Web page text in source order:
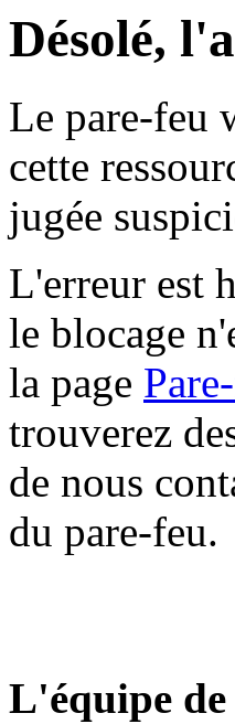
Désolé,
Le pare-feu
cette
jugée
L'erreur est
le blocage
la page
trouverez
de nous
du pare-feu.
L'équipe